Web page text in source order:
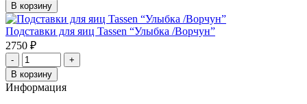
В корзину
Подставки для яиц Tassen “Улыбка /Ворчун”
2750 ₽
-
+
В корзину
Информация